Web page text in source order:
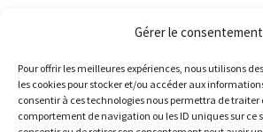
Gérer le consentement
Pour offrir les meilleures expériences, nous utilisons
les cookies pour stocker et/ou accéder aux
consentir à ces technologies nous permettra de traiter
comportement de navigation ou les ID uniques sur ce
initial
57,80 €.
Ajouter au panier